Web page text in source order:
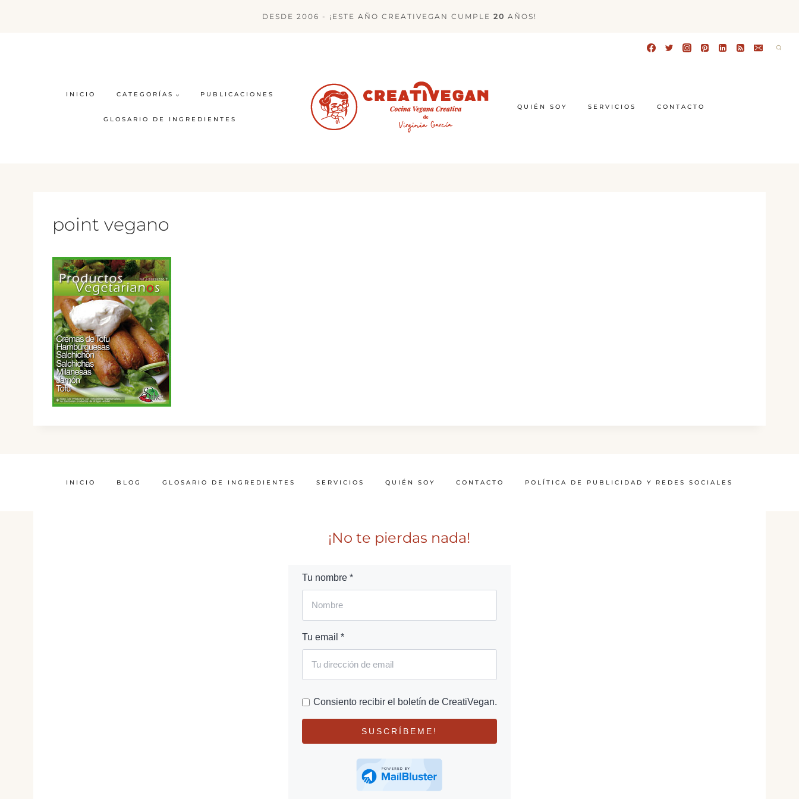
DESDE 2006 - ¡ESTE AÑO CREATIVEGAN CUMPLE 20 AÑOS!
INICIO CATEGORÍAS PUBLICACIONES
GLOSARIO DE INGREDIENTES
QUIÉN SOY SERVICIOS CONTACTO
point vegano
INICIO BLOG GLOSARIO DE INGREDIENTES SERVICIOS QUIÉN SOY CONTACTO POLÍTICA DE PUBLICIDAD Y REDES SOCIALES
¡No te pierdas nada!
Tu nombre *
Tu email *
Consiento recibir el boletín de CreatiVegan.
SUSCRÍBEME!